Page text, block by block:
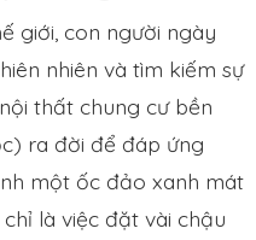
giới, con người ngày
nhiên và tìm kiếm sự
thất chung cư bền
ra đời để đáp ứng
một ốc đảo xanh mát
là việc đặt vài chậu